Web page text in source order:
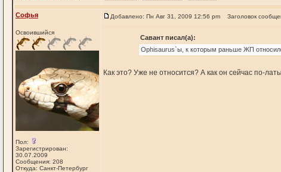
Софья
Освоившийся
Пол:
Зарегистрирован:
30.07.2009
Сообщения: 208
Откуда: Санкт-Петербург
Добавлено: Пн Авг 31, 2009 12:56 pm Заголовок
Савант писал(а):
Ophisaurus`ы, к которым раньше ЖП
Как это? Уже не относится? А как он сейчас по-